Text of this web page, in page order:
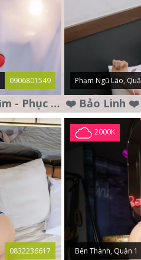
0906801549
Ngọc Duyên ♥️ Siêu Dâm - Phục Vụ Tận Tình - Chu Đáo
Phạm Ngũ Lão,
0832236617
2000K
Bến Thành, Quận 1